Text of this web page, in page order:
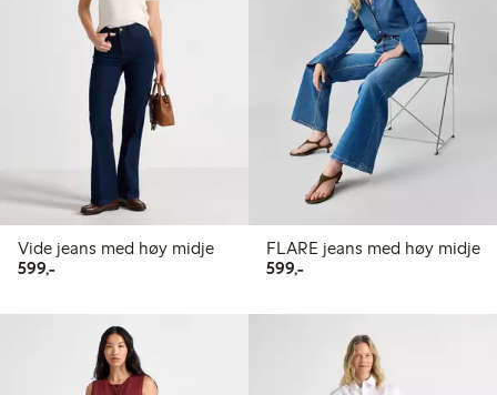
Vide jeans med høy midje
599,-599,00 kr
FLARE jeans med høy midje
599,-599,00 kr